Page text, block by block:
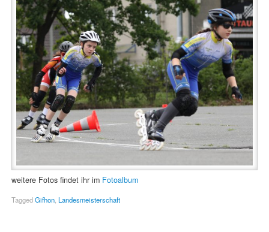
weitere Fotos findet ihr im Fotoalbum
TaggedGifhon, Landesmeisterschaft